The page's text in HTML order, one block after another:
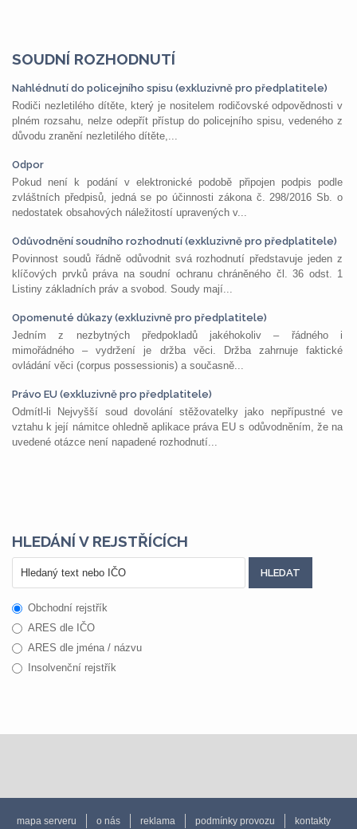
SOUDNÍ ROZHODNUTÍ
Nahlédnutí do policejního spisu (exkluzivně pro předplatitele)
Rodiči nezletilého dítěte, který je nositelem rodičovské odpovědnosti v
plném rozsahu, nelze odepřít přístup do policejního spisu, vedeného z
důvodu zranění nezletilého dítěte,...
Odpor
Pokud není k podání v elektronické podobě připojen podpis podle
zvláštních předpisů, jedná se po účinnosti zákona č. 298/2016 Sb. o
nedostatek obsahových náležitostí upravených v...
Odůvodnění soudního rozhodnutí (exkluzivně pro předplatitele)
Povinnost soudů řádně odůvodnit svá rozhodnutí představuje jeden z
klíčových prvků práva na soudní ochranu chráněného čl. 36 odst. 1
Listiny základních práv a svobod. Soudy mají...
Opomenuté důkazy (exkluzivně pro předplatitele)
Jedním z nezbytných předpokladů jakéhokoliv – řádného i
mimořádného – vydržení je držba věci. Držba zahrnuje faktické
ovládání věci (corpus possessionis) a současně...
Právo EU (exkluzivně pro předplatitele)
Odmítl-li Nejvyšší soud dovolání stěžovatelky jako nepřípustné ve
vztahu k její námitce ohledně aplikace práva EU s odůvodněním, že na
uvedené otázce není napadené rozhodnutí...
HLEDÁNÍ V REJSTŘÍCÍCH
Obchodní rejstřík
ARES dle IČO
ARES dle jména / názvu
Insolvenční rejstřík
mapa serveru o nás reklama podmínky provozu kontakty